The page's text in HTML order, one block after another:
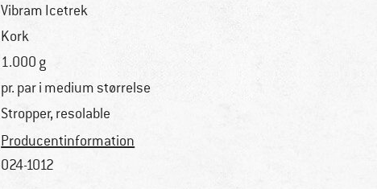
Vibram Icetrek
Kork
1.000 g
pr. par i medium størrelse
Stropper, resolable
Producentinformation
024-1012